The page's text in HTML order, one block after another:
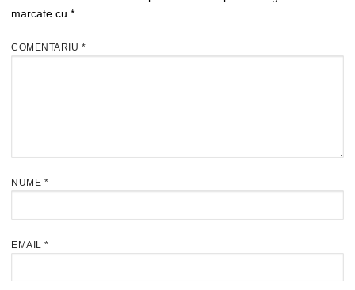
marcate cu *
COMENTARIU *
NUME *
EMAIL *